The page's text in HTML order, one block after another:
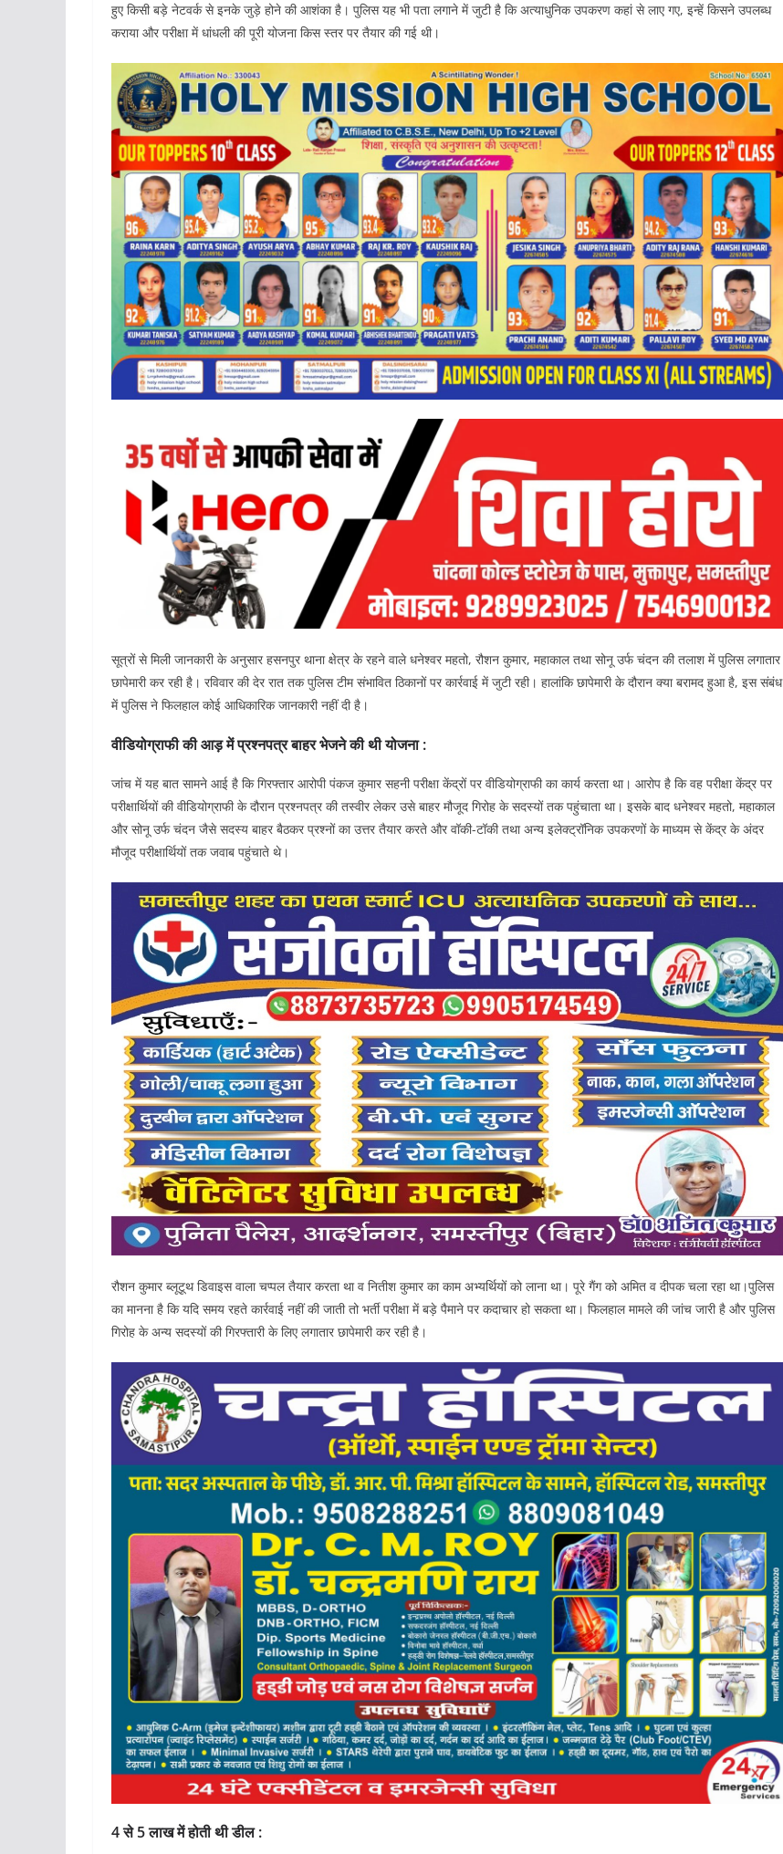
हुए किसी बड़े नेटवर्क से इनके जुड़े होने की आशंका है। पुलिस यह भी पता लगाने में जुटी है कि अत्याधुनिक उपकरण कहां से लाए गए, इन्हें किसने उपलब्ध
कराया और परीक्षा में धांधली की पूरी योजना किस स्तर पर तैयार की गई थी।
सूत्रों से मिली जानकारी के अनुसार हसनपुर थाना क्षेत्र के रहने वाले धनेश्वर महतो, रौशन कुमार, महाकाल तथा सोनू उर्फ चंदन की तलाश में पुलिस लगातार
छापेमारी कर रही है। रविवार की देर रात तक पुलिस टीम संभावित ठिकानों पर कार्रवाई में जुटी रही। हालांकि छापेमारी के दौरान क्या बरामद हुआ है, इस संबंध
में पुलिस ने फिलहाल कोई आधिकारिक जानकारी नहीं दी है।
वीडियोग्राफी की आड़ में प्रश्नपत्र बाहर भेजने की थी योजना :
जांच में यह बात सामने आई है कि गिरफ्तार आरोपी पंकज कुमार सहनी परीक्षा केंद्रों पर वीडियोग्राफी का कार्य करता था। आरोप है कि वह परीक्षा केंद्र पर
परीक्षार्थियों की वीडियोग्राफी के दौरान प्रश्नपत्र की तस्वीर लेकर उसे बाहर मौजूद गिरोह के सदस्यों तक पहुंचाता था। इसके बाद धनेश्वर महतो, महाकाल
और सोनू उर्फ चंदन जैसे सदस्य बाहर बैठकर प्रश्नों का उत्तर तैयार करते और वॉकी-टॉकी तथा अन्य इलेक्ट्रॉनिक उपकरणों के माध्यम से केंद्र के अंदर
मौजूद परीक्षार्थियों तक जवाब पहुंचाते थे।
रौशन कुमार ब्लूटूथ डिवाइस वाला चप्पल तैयार करता था व नितीश कुमार का काम अभ्यर्थियों को लाना था। पूरे गैंग को अमित व दीपक चला रहा था।पुलिस
का मानना है कि यदि समय रहते कार्रवाई नहीं की जाती तो भर्ती परीक्षा में बड़े पैमाने पर कदाचार हो सकता था। फिलहाल मामले की जांच जारी है और पुलिस
गिरोह के अन्य सदस्यों की गिरफ्तारी के लिए लगातार छापेमारी कर रही है।
4 से 5 लाख में होती थी डील :